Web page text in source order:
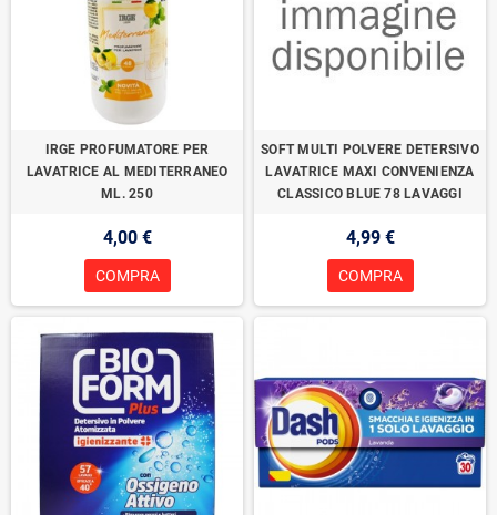
IRGE PROFUMATORE PER
LAVATRICE AL MEDITERRANEO
ML. 250
4,00 €
COMPRA
SOFT MULTI POLVERE DETERSIVO
LAVATRICE MAXI CONVENIENZA
CLASSICO BLUE 78 LAVAGGI
4,99 €
COMPRA